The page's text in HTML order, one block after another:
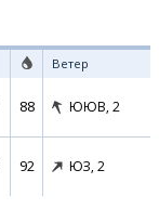
Ветер
88 ЮЮВ, 2
92 ЮЗ, 2